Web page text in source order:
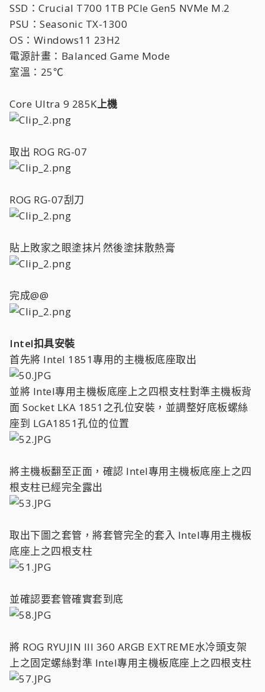
SSD：Crucial T700 1TB PCIe Gen5 NVMe M.2
PSU：Seasonic TX-1300
OS：Windows11 23H2
電源計畫：Balanced Game Mode
室溫：25℃
Core Ultra 9 285K上機
取出 ROG RG-07
ROG RG-07刮刀
貼上敗家之眼塗抹片然後塗抹散熱膏
完成@@
Intel扣具安裝
首先將 Intel 1851專用的主機板底座取出
並將 Intel專用主機板底座上之四根支柱對準主機板背
面 Socket LKA 1851之孔位安裝，並調整好底板螺絲
座到 LGA1851孔位的位置
將主機板翻至正面，確認 Intel專用主機板底座上之四
根支柱已經完全露出
取出下圖之套管，將套管完全的套入 Intel專用主機板
底座上之四根支柱
並確認要套管確實套到底
將 ROG RYUJIN III 360 ARGB EXTREME水冷頭支架
上之固定螺絲對準 Intel專用主機板底座上之四根支柱